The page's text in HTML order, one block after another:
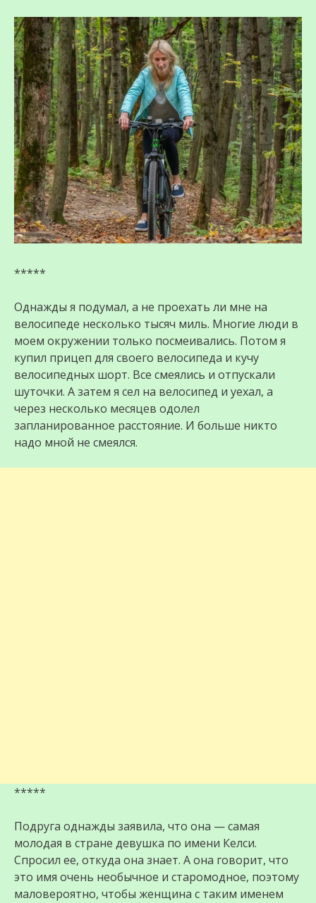
*****
Однажды я подумал, а не проехать ли мне на
велосипеде несколько тысяч миль. Многие люди в
моем окружении только посмеивались. Потом я
купил прицеп для своего велосипеда и кучу
велосипедных шорт. Все смеялись и отпускали
шуточки. А затем я сел на велосипед и уехал, а
через несколько месяцев одолел
запланированное расстояние. И больше никто
надо мной не смеялся.
*****
Подруга однажды заявила, что она — самая
молодая в стране девушка по имени Келси.
Спросил ее, откуда она знает. А она говорит, что
это имя очень необычное и старомодное, поэтому
маловероятно, чтобы женщина с таким именем